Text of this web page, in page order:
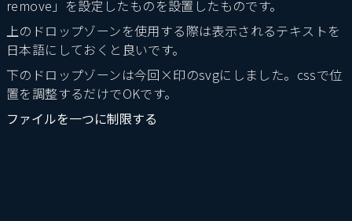
remove」を設定したものを設置したものです。
上のドロップゾーンを使用する際は表示されるテキストを
日本語にしておくと良いです。
下のドロップゾーンは今回×印のsvgにしました。cssで位
置を調整するだけでOKです。
ファイルを一つに制限する